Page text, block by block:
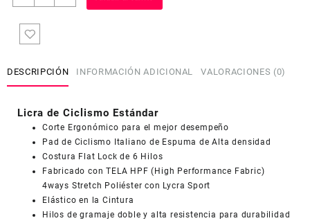
de
Estandar
DESCRIPCIÓN INFORMACIÓN ADICIONAL VALORACIONES (0)
Licra de Ciclismo Estándar
Corte Ergonómico para el mejor desempeño
Pad de Ciclismo Italiano de Espuma de Alta densidad
Costura Flat Lock de 6 Hilos
Fabricado con TELA HPF (High Performance Fabric)
4ways Stretch Poliéster con Lycra Sport
Elástico en la Cintura
Hilos de gramaje doble y alta resistencia para durabilidad